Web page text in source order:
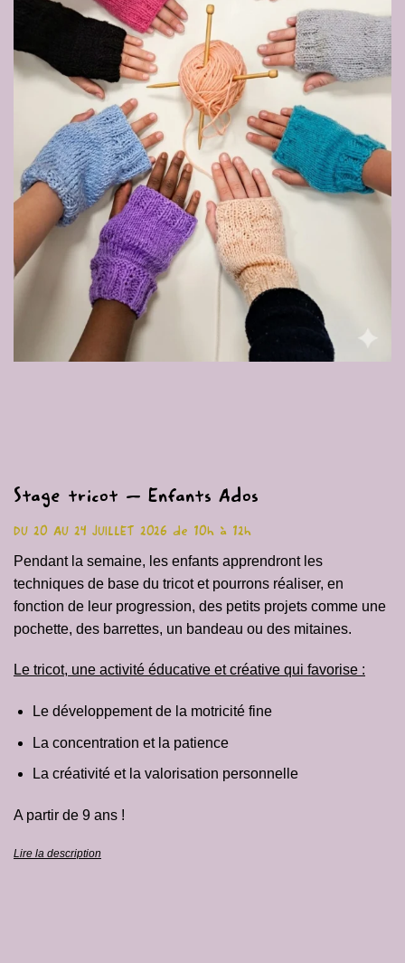
Stage tricot – Enfants Ados
DU 20 AU 24 JUILLET 2026 de 10h à 12h
Pendant la semaine, les enfants apprendront les
techniques de base du tricot et pourrons réaliser, en
fonction de leur progression, des petits projets comme une
pochette, des barrettes, un bandeau ou des mitaines.
Le tricot, une activité éducative et créative qui favorise :
Le développement de la motricité fine
La concentration et la patience
La créativité et la valorisation personnelle
A partir de 9 ans !
Lire la description